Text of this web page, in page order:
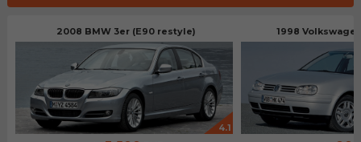
2008 BMW 3er (E90 restyle)
4.1
1998